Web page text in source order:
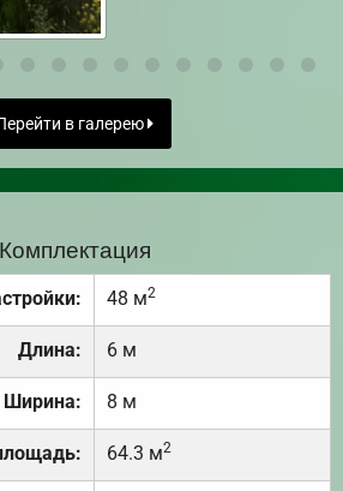
в галерею
Комплектация
48 м2
Длина: 6 м
Ширина: 8 м
64.3 м2